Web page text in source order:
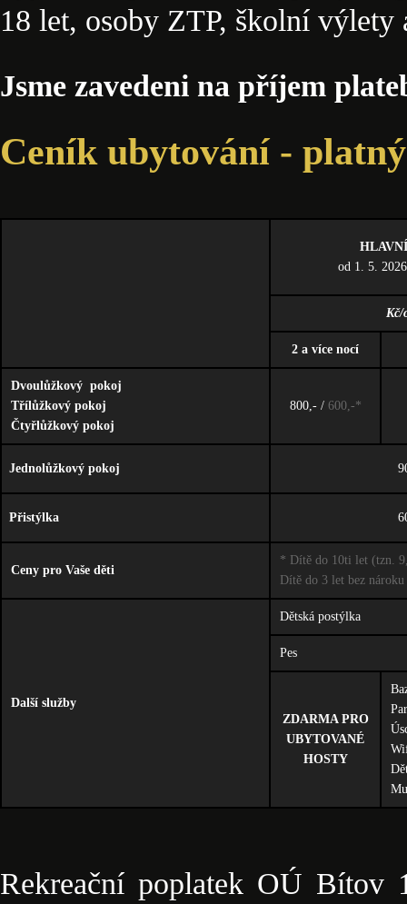
18 let, osoby ZTP, školní
Jsme zavedeni na příjem
Ceník ubytování -
od 1. 5.
Kč/
2 a více nocí
Dvoulůžkový pokoj
Třílůžkový pokoj
Čtyřlůžkový pokoj
800,- / 600,-*
Jednolůžkový pokoj
Přistýlka
Ceny pro Vaše děti
* Dítě do 10ti let (tzn.
Dítě do 3 let bez
Další služby
Dětská postýlka
Pes
ZDARMA PRO
UBYTOVANÉ
HOSTY
Rekreační poplatek OÚ